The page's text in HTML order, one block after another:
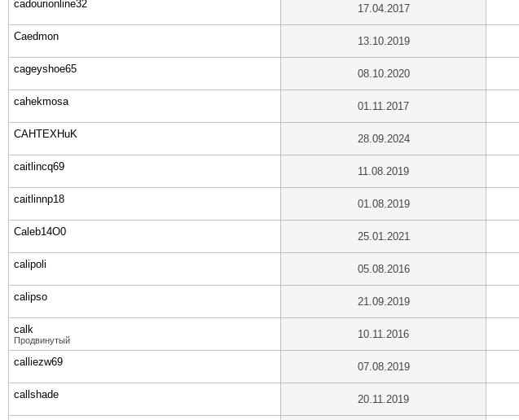
cadourionline32 17.04.2017
Caedmon 13.10.2019
cageyshoe65 08.10.2020
cahekmosa 01.11.2017
CAHTEXHuK 28.09.2024
caitlincq69 11.08.2019
caitlinnp18 01.08.2019
Caleb14O0 25.01.2021
calipoli 05.08.2016
calipso 21.09.2019
calk
Продвинутый 10.11.2016
calliezw69 07.08.2019
callshade 20.11.2019